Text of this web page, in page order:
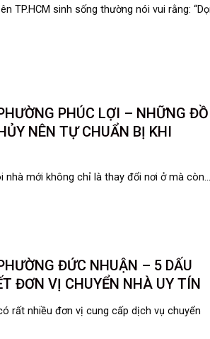
TP.HCM sinh sống thường nói vui rằng:
PHÚC LỢI – NHỮNG ĐỒ
NÊN TỰ CHUẨN BỊ KHI
nhà mới không chỉ là thay đổi nơi ở mà còn...
ĐỨC NHUẬN – 5 DẤU
ĐƠN VỊ CHUYỂN NHÀ UY TÍN
rất nhiều đơn vị cung cấp dịch vụ chuyển